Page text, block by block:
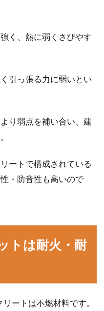
てどれを選んだらよいのか悩ん
りますが、一戸建てでも可能で
つかないときはどうすれ
因と対処法は？
く、熱に弱くさびやす
引っ張る力に弱いとい
り弱点を補い合い、建
ートで構成されている
・防音性も高いので
トは耐火・耐
ートは不燃材料です。